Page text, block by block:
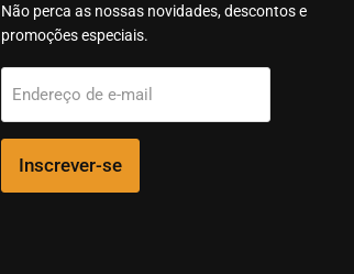
Não perca as nossas novidades, descontos e
promoções especiais.
Endereço de e-mail
Inscrever-se